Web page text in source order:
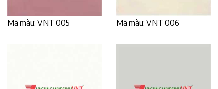
Mã màu: VNT 005 Mã màu: VNT 006